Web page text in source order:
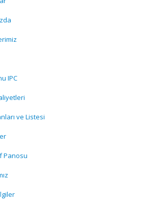
IPC
ve Listesi
Panosu